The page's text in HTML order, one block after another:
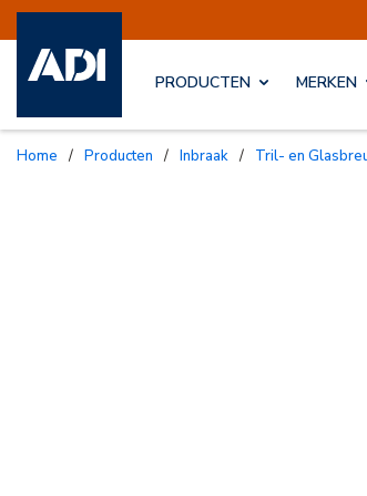
PRODUCTEN MERKEN
Home / Producten / Inbraak / Tril- en